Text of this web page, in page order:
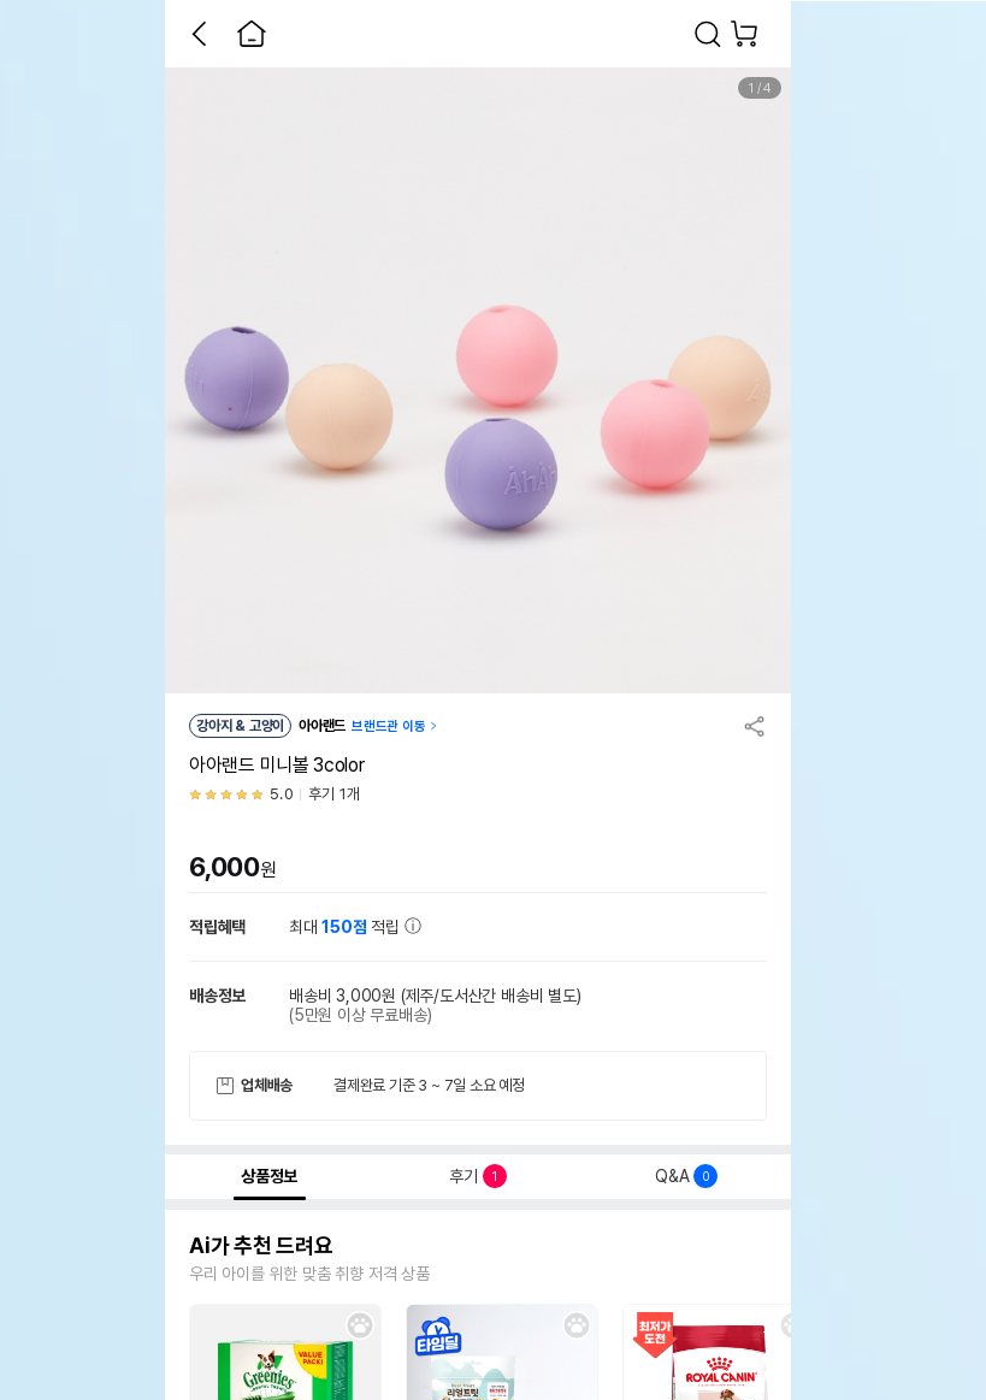
1 /4
강아지 & 고양이 아아랜드 브랜드관 이동
아아랜드 미니볼 3color
5.0 후기 1개
6,000원
적립혜택 최대150점 적립
배송정보 배송비 3,000원 (제주/도서산간 배송비 별도)
(5만원 이상 무료배송)
업체배송 결제완료 기준 3 ~ 7일 소요 예정
상품정보 후기 1 Q&A 0
Ai가 추천 드려요
우리 아이를 위한 맞춤 취향 저격 상품